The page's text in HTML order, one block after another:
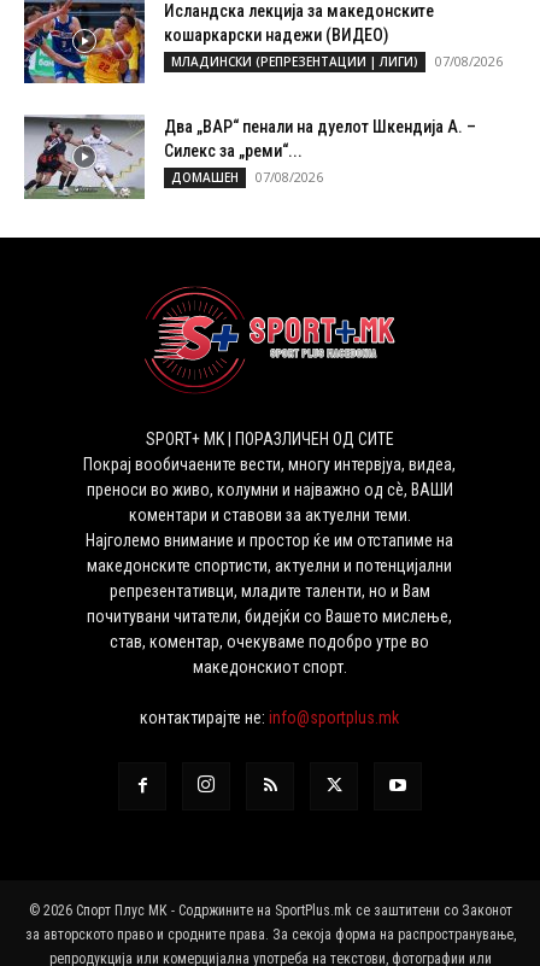
Исландска лекција за македонските
кошаркарски надежи (ВИДЕО)
МЛАДИНСКИ (РЕПРЕЗЕНТАЦИИ | ЛИГИ) 07/08/2026
Два „ВАР“ пенали на дуелот Шкендија А. –
Силекс за „реми“...
ДОМАШЕН 07/08/2026
SPORT+ MK | ПОРАЗЛИЧЕН ОД СИТЕ
Покрај вообичаените вести, многу интервјуа, видеа,
преноси во живо, колумни и најважно од сѐ, ВАШИ
коментари и ставови за актуелни теми.
Најголемо внимание и простор ќе им отстапиме на
македонските спортисти, актуелни и потенцијални
репрезентативци, младите таленти, но и Вам
почитувани читатели, бидејќи со Вашето мислење,
став, коментар, очекуваме подобро утре во
македонскиот спорт.
контактирајте не:info@sportplus.mk
© 2026 Спорт Плус МК - Содржините на SportPlus.mk се заштитени со Законот
за авторското право и сродните права. За секоја форма на распространување,
репродукција или комерцијална употреба на текстови, фотографии или